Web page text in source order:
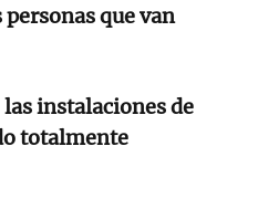
personas que van
las instalaciones de
totalmente